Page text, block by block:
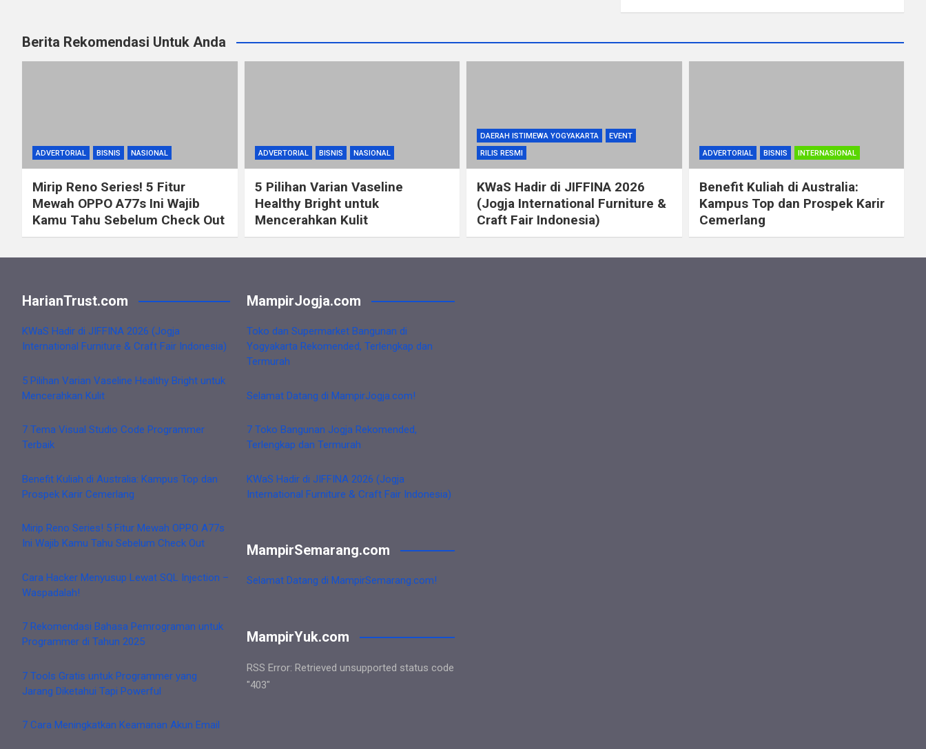
Berita Rekomendasi Untuk Anda
ADVERTORIAL BISNIS NASIONAL
Mirip Reno Series! 5 Fitur
Mewah OPPO A77s Ini Wajib
Kamu Tahu Sebelum Check Out
ADVERTORIAL BISNIS NASIONAL
5 Pilihan Varian Vaseline
Healthy Bright untuk
Mencerahkan Kulit
DAERAH ISTIMEWA YOGYAKARTA
EVENT
RILIS RESMI
KWaS Hadir di JIFFINA 2026
(Jogja International Furniture &
Craft Fair Indonesia)
ADVERTORIAL BISNIS INTERNASIONAL
Benefit Kuliah di Australia:
Kampus Top dan Prospek Karir
Cemerlang
HarianTrust.com
KWaS Hadir di JIFFINA 2026 (Jogja
International Furniture & Craft Fair Indonesia)
5 Pilihan Varian Vaseline Healthy Bright untuk
Mencerahkan Kulit
7 Tema Visual Studio Code Programmer
Terbaik
Benefit Kuliah di Australia: Kampus Top dan
Prospek Karir Cemerlang
Mirip Reno Series! 5 Fitur Mewah OPPO A77s
Ini Wajib Kamu Tahu Sebelum Check Out
Cara Hacker Menyusup Lewat SQL Injection –
Waspadalah!
7 Rekomendasi Bahasa Pemrograman untuk
Programmer di Tahun 2025
7 Tools Gratis untuk Programmer yang
Jarang Diketahui Tapi Powerful
7 Cara Meningkatkan Keamanan Akun Email
MampirJogja.com
Toko dan Supermarket Bangunan di
Yogyakarta Rekomended, Terlengkap dan
Termurah
Selamat Datang di MampirJogja.com!
7 Toko Bangunan Jogja Rekomended,
Terlengkap dan Termurah
KWaS Hadir di JIFFINA 2026 (Jogja
International Furniture & Craft Fair Indonesia)
MampirSemarang.com
Selamat Datang di MampirSemarang.com!
MampirYuk.com
RSS Error: Retrieved unsupported status code
"403"